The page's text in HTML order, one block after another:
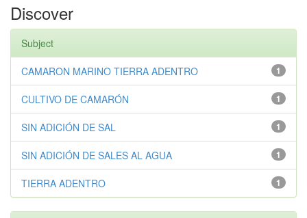
Discover
Subject
1
CAMARON MARINO TIERRA ADENTRO
1
CULTIVO DE CAMARÓN
1
SIN ADICIÓN DE SAL
1
SIN ADICIÓN DE SALES AL AGUA
1
TIERRA ADENTRO